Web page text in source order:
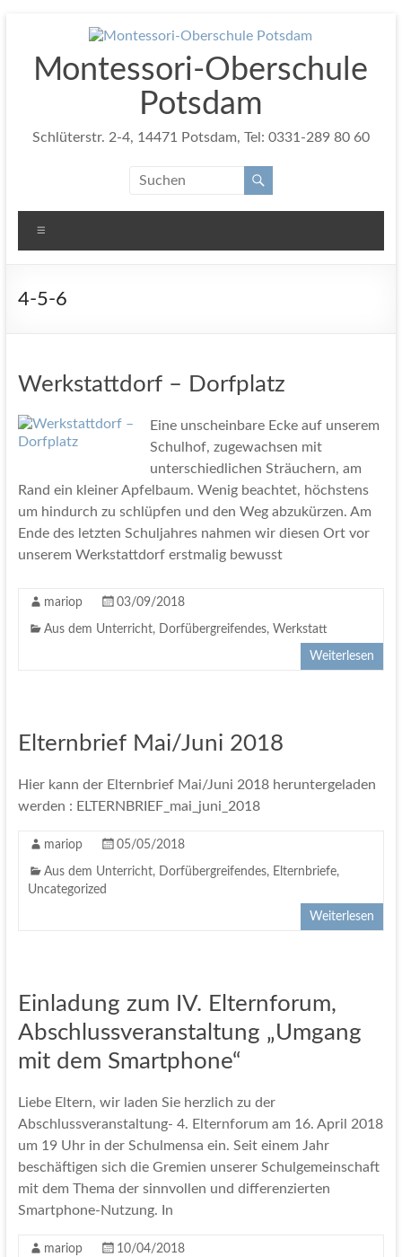
springenMontessori-Oberschule
Potsdam
Schlüterstr. 2-4, 14471 Potsdam, Tel: 0331-289 80 60
4-5-6
Werkstattdorf – Dorfplatz
Eine unscheinbare Ecke auf unserem
Schulhof, zugewachsen mit
unterschiedlichen Sträuchern, am
Rand ein kleiner Apfelbaum. Wenig beachtet, höchstens
um hindurch zu schlüpfen und den Weg abzukürzen. Am
Ende des letzten Schuljahres nahmen wir diesen Ort vor
unserem Werkstattdorf erstmalig bewusst
mariop 03/09/2018
Aus dem Unterricht, Dorfübergreifendes, Werkstatt
Weiterlesen
Elternbrief Mai/Juni 2018
Hier kann der Elternbrief Mai/Juni 2018 heruntergeladen
werden : ELTERNBRIEF_mai_juni_2018
mariop 05/05/2018
Aus dem Unterricht, Dorfübergreifendes, Elternbriefe,
Uncategorized
Weiterlesen
Einladung zum IV. Elternforum,
Abschlussveranstaltung „Umgang
mit dem Smartphone“
Liebe Eltern, wir laden Sie herzlich zu der
Abschlussveranstaltung- 4. Elternforum am 16. April 2018
um 19 Uhr in der Schulmensa ein. Seit einem Jahr
beschäftigen sich die Gremien unserer Schulgemeinschaft
mit dem Thema der sinnvollen und differenzierten
Smartphone-Nutzung. In
mariop 10/04/2018